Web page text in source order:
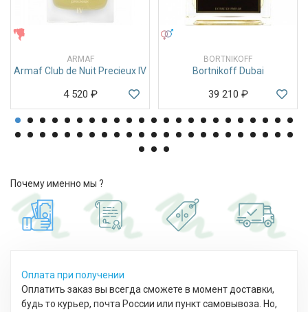
ARMAF
Armaf Club de Nuit Precieux IV
4 520 ₽
BORTNIKOFF
Bortnikoff Dubai
39 210 ₽
Почему именно мы ?
Оплата при получении
Оплатить заказ вы всегда сможете в момент доставки,
будь то курьер, почта России или пункт самовывоза. Но,